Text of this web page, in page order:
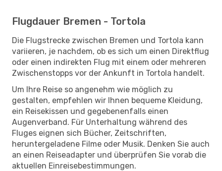
Flugdauer Bremen - Tortola
Die Flugstrecke zwischen Bremen und Tortola kann
variieren, je nachdem, ob es sich um einen Direktflug
oder einen indirekten Flug mit einem oder mehreren
Zwischenstopps vor der Ankunft in Tortola handelt.
Um Ihre Reise so angenehm wie möglich zu
gestalten, empfehlen wir Ihnen bequeme Kleidung,
ein Reisekissen und gegebenenfalls einen
Augenverband. Für Unterhaltung während des
Fluges eignen sich Bücher, Zeitschriften,
heruntergeladene Filme oder Musik. Denken Sie auch
an einen Reiseadapter und überprüfen Sie vorab die
aktuellen Einreisebestimmungen.